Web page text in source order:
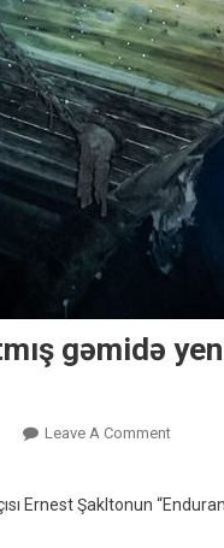
gəmidə
Leave A CommentOn
Il
Ernest Şakltonun